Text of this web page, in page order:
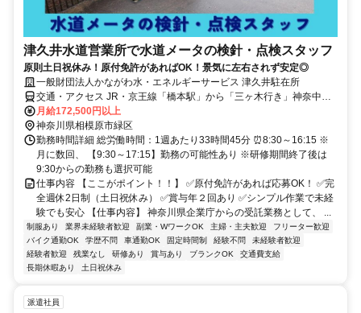
津久井水道営業所で水道メータの検針・点検スタッフ
原則土日祝休み！原付免許があればOK！景気に左右されず安定◎
一般財団法人かながわ水・エネルギーサービス 津久井駐在所
交通・アクセス JR・京王線「橋本駅」から「三ヶ木行き」神奈中バ
ス「日赤病院西」下車。徒歩2分
月給172,500円以上
神奈川県相模原市緑区
勤務時間詳細 総労働時間：1週あたり33時間45分 ⏰8:30～16:15 ※
月に数回、 【9:30～17:15】勤務の可能性あり ※研修期間終了後は
9:30からの勤務も選択可能
仕事内容 【ここがポイント！！】 ✅原付免許があれば応募OK！ ✅完
全週休2日制（土日祝休み） ✅賞与年２回あり ✅シンプル作業で未経
験でも安心 【仕事内容】 神奈川県企業庁からの受託業務として、 ...
制服あり 業界未経験者歓迎 副業・WワークOK 主婦・主夫歓迎
フリーター歓迎
バイク通勤OK
学歴不問 車通勤OK 固定時間制 経験不問
未経験者歓迎
経験者歓迎
残業なし 研修あり 賞与あり ブランクOK
交通費支給
長期休暇あり
土日祝休み
派遣社員